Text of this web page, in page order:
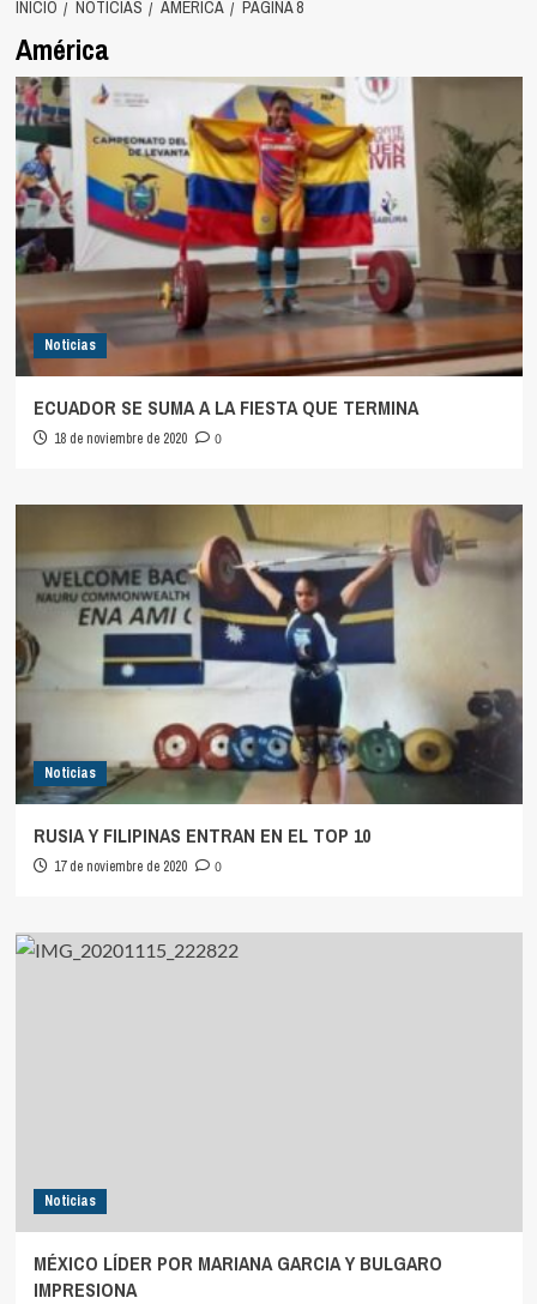
INICIO NOTICIAS AMÉRICA PÁGINA 8
América
Noticias
ECUADOR SE SUMA A LA FIESTA QUE TERMINA
18 de noviembre de 2020 0
Noticias
RUSIA Y FILIPINAS ENTRAN EN EL TOP 10
17 de noviembre de 2020 0
Noticias
MÉXICO LÍDER POR MARIANA GARCIA Y BULGARO
IMPRESIONA